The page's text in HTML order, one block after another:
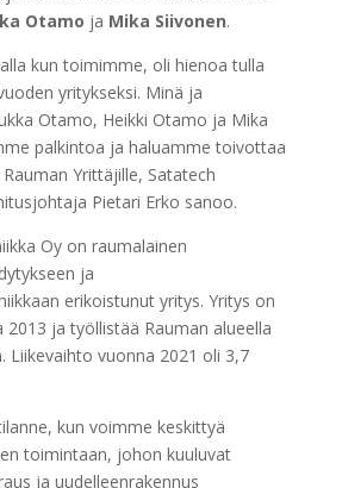
Otamo ja Mika Siivonen.
kun toimimme, oli hienoa tulla
yritykseksi. Minä ja
Otamo, Heikki Otamo ja Mika
palkintoa ja haluamme toivottaa
Yrittäjille, Satatech
Pietari Erko sanoo.
Oy on raumalainen
ja
erikoistunut yritys. Yritys on
ja työllistää Rauman alueella
Liikevaihto vuonna 2021 oli 3,7
kun voimme keskittyä
toimintaan, johon kuuluvat
ja uudelleenrakennus